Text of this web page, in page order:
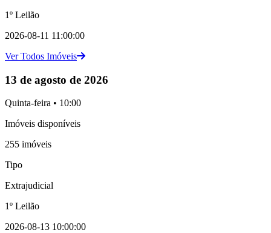
1º Leilão
2026-08-11 11:00:00
Ver Todos Imóveis
13 de agosto de 2026
Quinta-feira • 10:00
Imóveis disponíveis
255 imóveis
Tipo
Extrajudicial
1º Leilão
2026-08-13 10:00:00